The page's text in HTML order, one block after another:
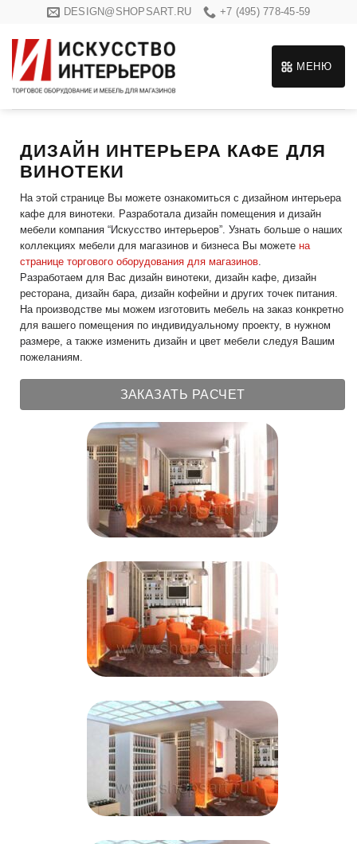
content
DESIGN@SHOPSART.RU +7 (495) 778-45-59
МЕНЮ
ДИЗАЙН ИНТЕРЬЕРА КАФЕ ДЛЯ
ВИНОТЕКИ
На этой странице Вы можете ознакомиться с дизайном интерьера
кафе для винотеки. Разработала дизайн помещения и дизайн
мебели компания “Искусство интерьеров”. Узнать больше о наших
коллекциях мебели для магазинов и бизнеса Вы можете на
странице торгового оборудования для магазинов.
Разработаем для Вас дизайн винотеки, дизайн кафе, дизайн
ресторана, дизайн бара, дизайн кофейни и других точек питания.
На производстве мы можем изготовить мебель на заказ конкретно
для вашего помещения по индивидуальному проекту, в нужном
размере, а также изменить дизайн и цвет мебели следуя Вашим
пожеланиям.
ЗАКАЗАТЬ РАСЧЕТ